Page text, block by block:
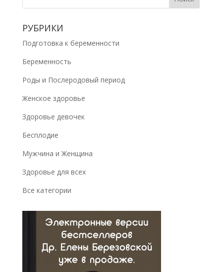
РУБРИКИ
Подготовка к беременности
Беременность
Роды и Послеродовый период
Женское здоровье
Здоровье девочек
Бесплодие
Мужчина и Женщина
Здоровье для всех
Все категории